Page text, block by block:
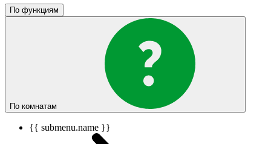
По функциям
По комнатам
{{ submenu.name }}